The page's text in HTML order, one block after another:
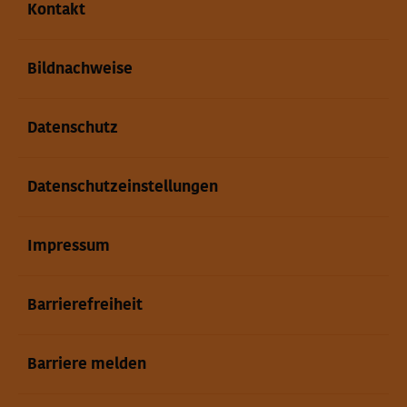
Kontakt
Bildnachweise
Datenschutz
Datenschutzeinstellungen
Impressum
Barrierefreiheit
Barriere melden